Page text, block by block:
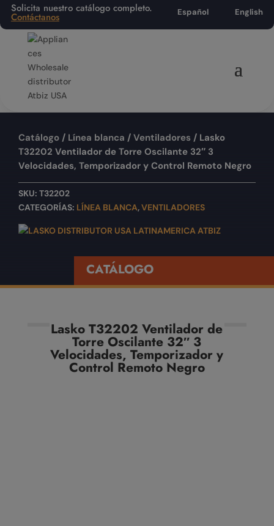
Solicita nuestro catálogo completo.
Contáctanos Español English
Catálogo / Línea blanca / Ventiladores / Lasko
T32202 Ventilador de Torre Oscilante 32″ 3
Velocidades, Temporizador y Control Remoto Negro
SKU: T32202
CATEGORÍAS: LÍNEA BLANCA,VENTILADORES
CATÁLOGO
Lasko T32202 Ventilador de
Torre Oscilante 32″ 3
Velocidades, Temporizador y
Control Remoto Negro